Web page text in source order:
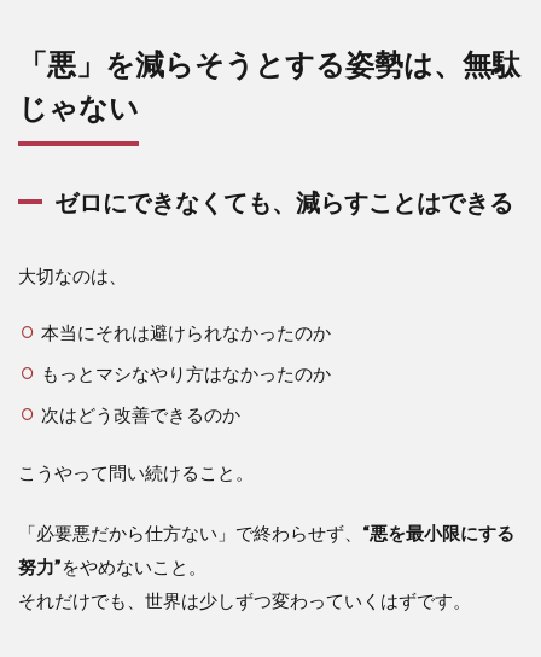
「悪」を減らそうとする姿勢は、無駄
じゃない
ゼロにできなくても、減らすことはできる
大切なのは、
本当にそれは避けられなかったのか
もっとマシなやり方はなかったのか
次はどう改善できるのか
こうやって問い続けること。
「必要悪だから仕方ない」で終わらせず、 “悪を最小限にする
努力”をやめないこと。
それだけでも、世界は少しずつ変わっていくはずです。